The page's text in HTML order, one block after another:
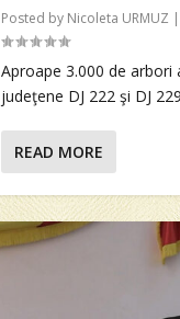
Posted by Nicoleta URMUZ |
Aproape 3.000 de
judeţene DJ 222 şi DJ
READ MORE